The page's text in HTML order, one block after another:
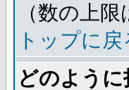
（数の上
トップに戻
どのよう